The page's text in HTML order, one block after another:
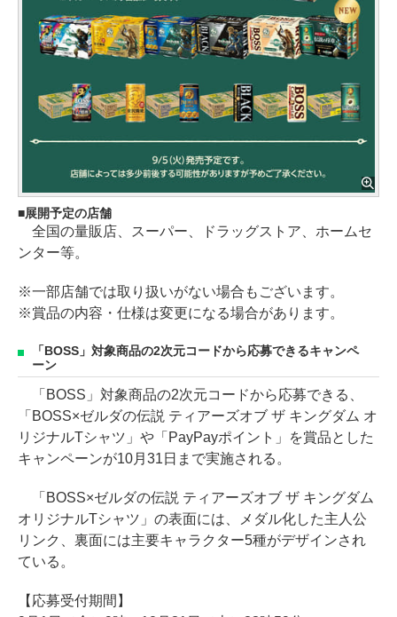
展開予定の店舗
全国の量販店、スーパー、ドラッグストア、ホームセ
ンター等。
※一部店舗では取り扱いがない場合もございます。
※賞品の内容・仕様は変更になる場合があります。
「BOSS」対象商品の2次元コードから応募できるキャンペ
ーン
「BOSS」対象商品の2次元コードから応募できる、
「BOSS×ゼルダの伝説 ティアーズオブ ザ キングダム オ
リジナルTシャツ」や「PayPayポイント」を賞品とした
キャンペーンが10月31日まで実施される。
「BOSS×ゼルダの伝説 ティアーズオブ ザ キングダム
オリジナルTシャツ」の表面には、メダル化した主人公
リンク、裏面には主要キャラクター5種がデザインされ
ている。
【応募受付期間】